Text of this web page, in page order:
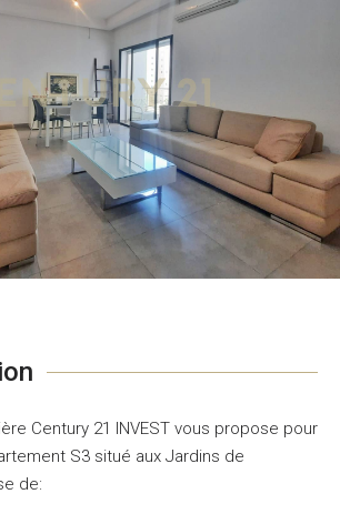
Century 21 INVEST vous propose pour
S3 situé aux Jardins de
de: